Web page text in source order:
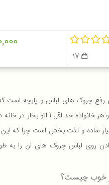
17
رفع چروک های لباس و پارچه است که
ها کاربرد زیادی دارد و و هر خانواده حد اقل
ساده و لذت بخش است چرا که این
روی لباس چروک های ان را به
خوب چیست؟